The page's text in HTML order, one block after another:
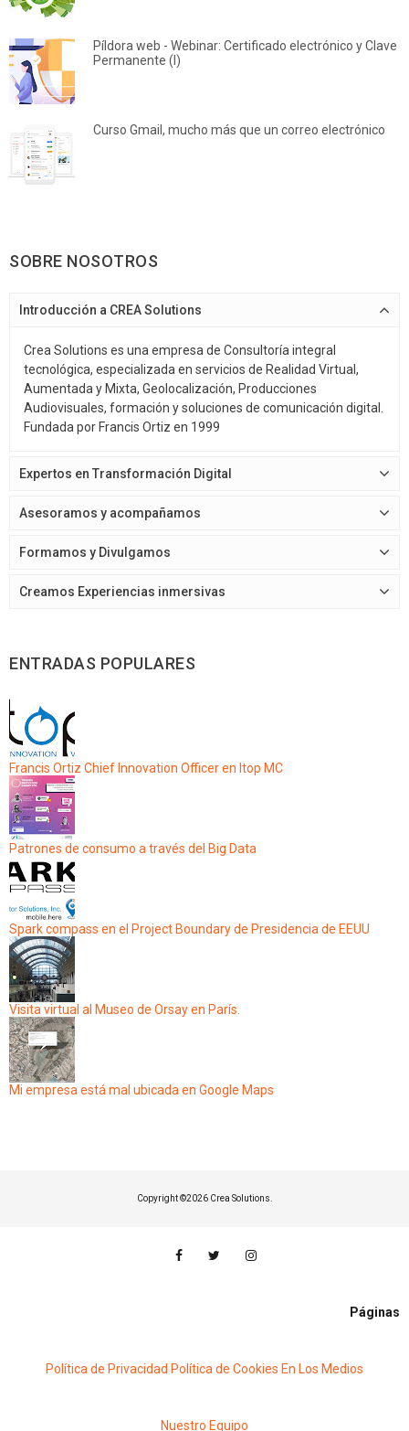
Píldora web - Webinar: Certificado electrónico y Clave
Permanente (I)
Curso Gmail, mucho más que un correo electrónico
SOBRE NOSOTROS
Introducción a CREA Solutions
Crea Solutions es una empresa de Consultoría integral
tecnológica, especializada en servicios de Realidad Virtual,
Aumentada y Mixta, Geolocalización, Producciones
Audiovisuales, formación y soluciones de comunicación digital.
Fundada por Francis Ortiz en 1999
Expertos en Transformación Digital
Asesoramos y acompañamos
Formamos y Divulgamos
Creamos Experiencias inmersivas
ENTRADAS POPULARES
Francis Ortiz Chief Innovation Officer en Itop MC
Patrones de consumo a través del Big Data
Spark compass en el Project Boundary de Presidencia de EEUU
Visita virtual al Museo de Orsay en París.
Mi empresa está mal ubicada en Google Maps
Copyright ©2026 Crea Solutions.
Páginas
Política de Privacidad Política de Cookies En Los Medios
Nuestro Equipo